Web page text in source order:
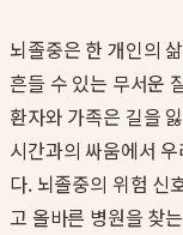
뇌졸중은 한 개인의
흔들 수 있는 무서운
환자와 가족은 길을
시간과의 싸움에서
다. 뇌졸중의 위험 신
고 올바른 병원을 찾